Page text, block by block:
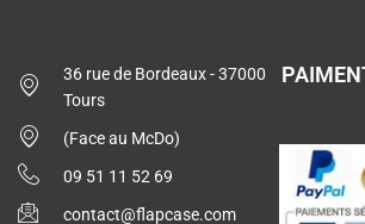
36 rue de Bordeaux - 37000
Tours
(Face au McDo)
09 51 11 52 69
contact@flapcase.com